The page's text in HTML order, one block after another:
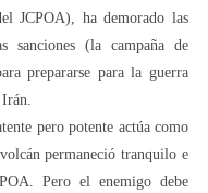
JCPOA), ha demorado las
sanciones (la campaña de
prepararse para la guerra
pero potente actúa como
permaneció tranquilo e
Pero el enemigo debe